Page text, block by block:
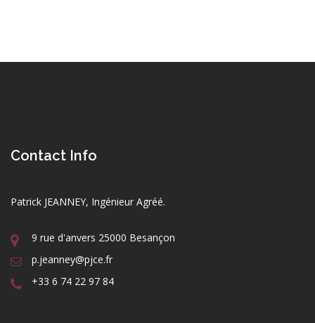
Contact Info
Patrick JEANNEY, Ingénieur Agréé.
9 rue d'anvers 25000 Besançon
p.jeanney@pjce.fr
+33 6 74 22 97 84